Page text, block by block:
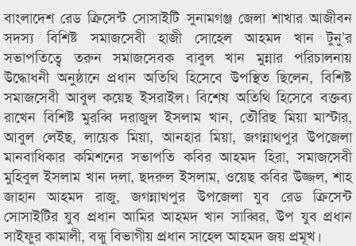
বাংলাদেশ রেড ক্রিসেন্ট সোসাইটি সুনামগঞ্জ জেলা শাখার আজীবন
সদস্য বিশিষ্ট সমাজসেবী হাজী সোহেল আহমদ খান টুনু’র
সভাপতিত্বে তরুন সমাজসেবক বাবুল খান মুন্নার পরিচালনায়
উদ্ধোধনী অনুষ্ঠানে প্রধান অতিথি হিসেবে উপস্থিত ছিলেন, বিশিষ্ট
সমাজসেবী আবুল কয়েছ ইসরাইল। বিশেষ অতিথি হিসেবে বক্তব্য
রাখেন বিশিষ্ট মুরব্বি দরাজুল ইসলাম খান, তৌরিছ মিয়া মাস্টার,
আবুল লেইছ, লায়েক মিয়া, আনহার মিয়া, জগন্নাথপুর উপজেলা
মানবাধিকার কমিশনের সভাপতি কবির আহমদ হিরা, সমাজসেবী
মুহিবুল ইসলাম খান দলা, ছদরুল ইসলাম, ওয়েছ কবির উজ্জল, শাহ
জাহান আহমদ রাজু, জগন্নাথপুর উপজেলা যুব রেড ক্রিসেন্ট
সোসাইটির যুব প্রধান আমির আহমদ খান সাব্বির, উপ যুব প্রধান
সাইফুর কামালী, বন্ধু বিভাগীয় প্রধান সাহেল আহমদ জয় প্রমূখ।